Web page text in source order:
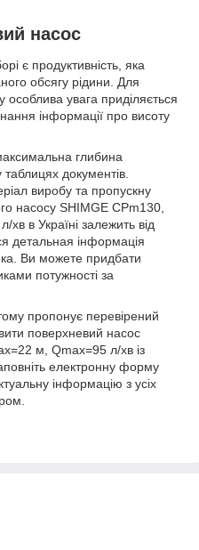
насос
є продуктивність, яка
обсягу рідини. Для
увага приділяється
інформації про висоту
глибина
таблицях документів.
виробу та пропускну
насосу SHIMGE CPm130,
в Україні залежить від
детальная інформація
Ви можете придбати
потужності за
пропонує перевірений
поверхневий насос
м, Qmax=95 л/хв із
електронну форму
інформацію з усіх